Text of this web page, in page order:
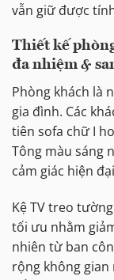
vẫn giữ được
Thiết kế
đa nhiệm &
Phòng khách là
gia đình. Các
tiên sofa chữ I
Tông màu sáng
cảm giác hiện
Kệ TV treo
tối ưu nhằm
nhiên từ ban
rộng không gian